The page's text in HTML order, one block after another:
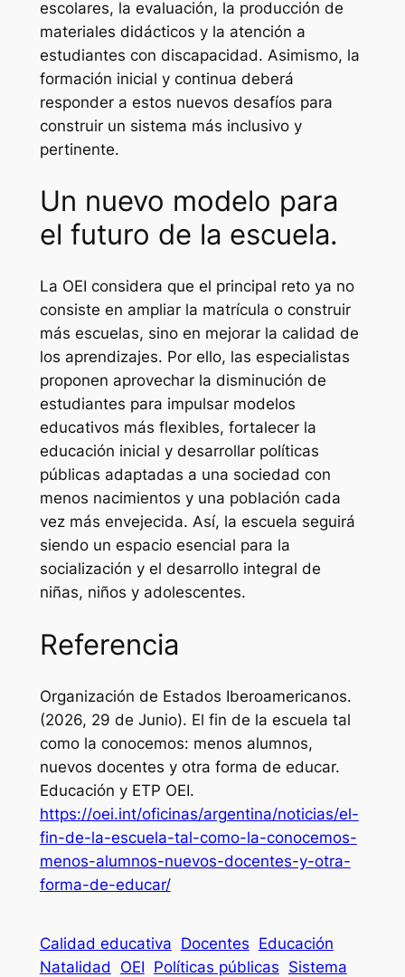
escolares, la evaluación, la producción de
materiales didácticos y la atención a
estudiantes con discapacidad. Asimismo, la
formación inicial y continua deberá
responder a estos nuevos desafíos para
construir un sistema más inclusivo y
pertinente.
Un nuevo modelo para
el futuro de la escuela.
La OEI considera que el principal reto ya no
consiste en ampliar la matrícula o construir
más escuelas, sino en mejorar la calidad de
los aprendizajes. Por ello, las especialistas
proponen aprovechar la disminución de
estudiantes para impulsar modelos
educativos más flexibles, fortalecer la
educación inicial y desarrollar políticas
públicas adaptadas a una sociedad con
menos nacimientos y una población cada
vez más envejecida. Así, la escuela seguirá
siendo un espacio esencial para la
socialización y el desarrollo integral de
niñas, niños y adolescentes.
Referencia
Organización de Estados Iberoamericanos.
(2026, 29 de Junio). El fin de la escuela tal
como la conocemos: menos alumnos,
nuevos docentes y otra forma de educar.
Educación y ETP OEI.
https://oei.int/oficinas/argentina/noticias/el-
fin-de-la-escuela-tal-como-la-conocemos-
menos-alumnos-nuevos-docentes-y-otra-
forma-de-educar/
Calidad educativa Docentes Educación
Natalidad
OEI Políticas públicas Sistema